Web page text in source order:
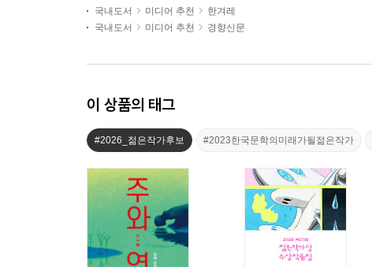
국내도서 미디어 추천
한겨레
국내도서
미디어 추천 경향신문
이 상품의 태그
#2026_젊은작가후보 #2023한국문학의미래가될젊은작가